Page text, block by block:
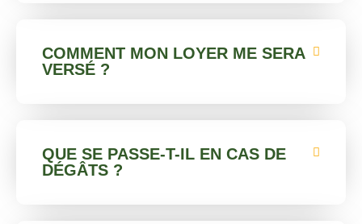
COMMENT MON LOYER ME SERA
VERSÉ ?
QUE SE PASSE-T-IL EN CAS DE
DÉGÂTS ?